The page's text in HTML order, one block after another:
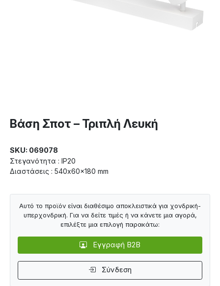
Βάση Σποτ – Τριπλή Λευκή
SKU: 069078
Στεγανότητα : IP20
Διαστάσεις : 540x60x180 mm
Αυτό το προϊόν είναι διαθέσιμο αποκλειστικά για χονδρική-
υπερχονδρική. Για να δείτε τιμές ή να κάνετε μια αγορά,
επιλέξτε μια επιλογή παρακάτω:
Εγγραφή B2B
Σύνδεση